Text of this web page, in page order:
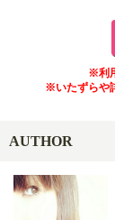
※利
※いたずらや
AUTHOR